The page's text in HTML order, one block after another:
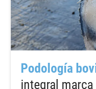
Podología
integral